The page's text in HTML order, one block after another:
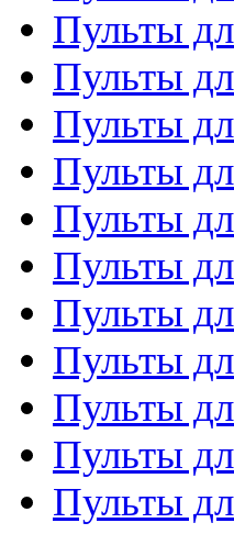
Пульты
Пульты
Пульты
Пульты
Пульты
Пульты
Пульты
Пульты
Пульты
Пульты
Пульты